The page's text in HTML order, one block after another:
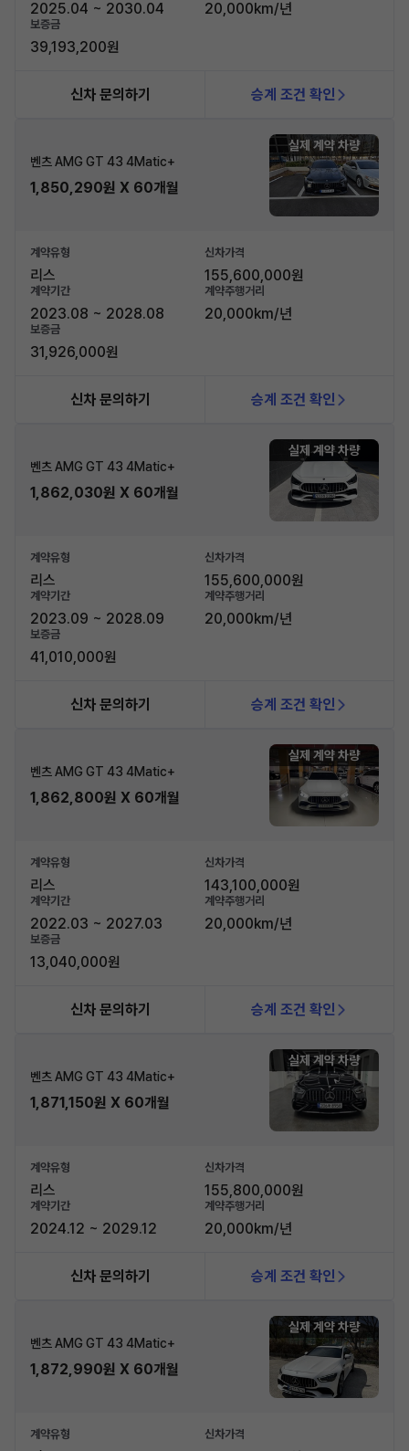
2025.04 ~ 2030.04 20,000km/년
보증금
39,193,200원
신차 문의하기 승계 조건 확인
벤츠 AMG GT 43 4Matic+
1,850,290원 X 60개월
실제 계약 차량
계약유형
리스
신차가격
155,600,000원
계약기간
2023.08 ~ 2028.08
계약주행거리
20,000km/년
보증금
31,926,000원
신차 문의하기 승계 조건 확인
벤츠 AMG GT 43 4Matic+
1,862,030원 X 60개월
실제 계약 차량
계약유형
리스
신차가격
155,600,000원
계약기간
2023.09 ~ 2028.09
계약주행거리
20,000km/년
보증금
41,010,000원
신차 문의하기 승계 조건 확인
벤츠 AMG GT 43 4Matic+
1,862,800원 X 60개월
실제 계약 차량
계약유형
리스
신차가격
143,100,000원
계약기간
2022.03 ~ 2027.03
계약주행거리
20,000km/년
보증금
13,040,000원
신차 문의하기 승계 조건 확인
벤츠 AMG GT 43 4Matic+
1,871,150원 X 60개월
실제 계약 차량
계약유형
리스
신차가격
155,800,000원
계약기간
2024.12 ~ 2029.12
계약주행거리
20,000km/년
신차 문의하기 승계 조건 확인
벤츠 AMG GT 43 4Matic+
1,872,990원 X 60개월
실제 계약 차량
계약유형 신차가격